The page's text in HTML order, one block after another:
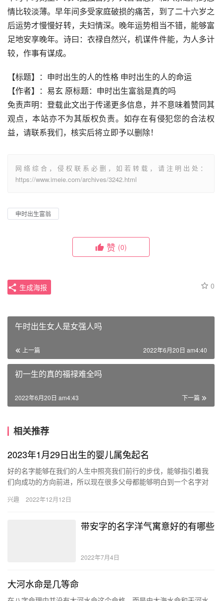
情比较淡薄。早年间多受家庭破损的痛苦，到了二十六岁之
后运势才慢慢好转，夫妇情深。晚年运势相当不错，能够富
足地安享晚年。诗曰：衣禄自然兴，机谋件件能，为人多计
较，作事有谋成。
【标题】：申时出生的人的性格 申时出生的人的命运
【作者】：易玄 原标题：申时出生富翁是真的吗
免责声明：登载此文出于传递更多信息，并不意味着赞同其
观点，本站亦不为其版权负责。如存在有侵犯您的合法权
益，请联系我们，核实后将立即予以删除！
网络综合，侵权联系必删，如若转载，请注明出处：
https://www.imeie.com/archives/3242.html
申时出生富翁
赞 (0)
0
生成海报
午时出生女人是女强人吗
上一篇 2022年6月20日 am4:40
初一生的真的福禄难全吗
下一篇
2022年6月20日 am4:43
相关推荐
2023年1月29日出生的婴儿属兔起名
好的名字能够在我们的人生中照亮我们前行的步伐，能够指引着我
们向成功的方向前进，所以现在很多父母都能够明白到一个名字对
去给孩…
兴趣 2022年12月12日
带安字的名字洋气寓意好的有哪些
2022年7月4日
大河水命是几等命